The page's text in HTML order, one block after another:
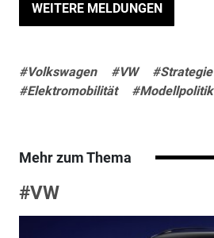
WEITERE MELDUNGEN
#Volkswagen #VW
#Strategie
#Elektromobilität
#Modellpolitik
Mehr zum Thema
#VW